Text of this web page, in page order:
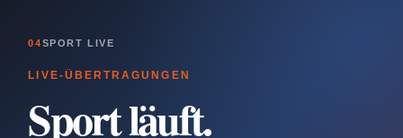
04SPORT LIVE
LIVE-ÜBERTRAGUNGEN
Sport läuft.